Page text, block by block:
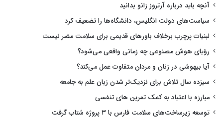
آنچه باید درباره آرتروز زانو بدانید
سیاست‌های دولت انگلیس، دانشگاه‌ها را تضعیف کرد
لبنیات پرچرب برخلاف باورهای قدیمی برای سلامت مضر نیست
رؤیای هوش مصنوعی چه زمانی واقعی می‌شود؟
آیا بیهوشی در زنان و مردان متفاوت عمل می‌کند؟
سیزده سال تلاش برای نزدیک‌تر شدن زبان علم به جامعه
مبارزه با اعتیاد به کمک تمرین های تنفسی
توسعه زیرساخت‌های سلامت فارس با ۳ پروژه شتاب گرفت